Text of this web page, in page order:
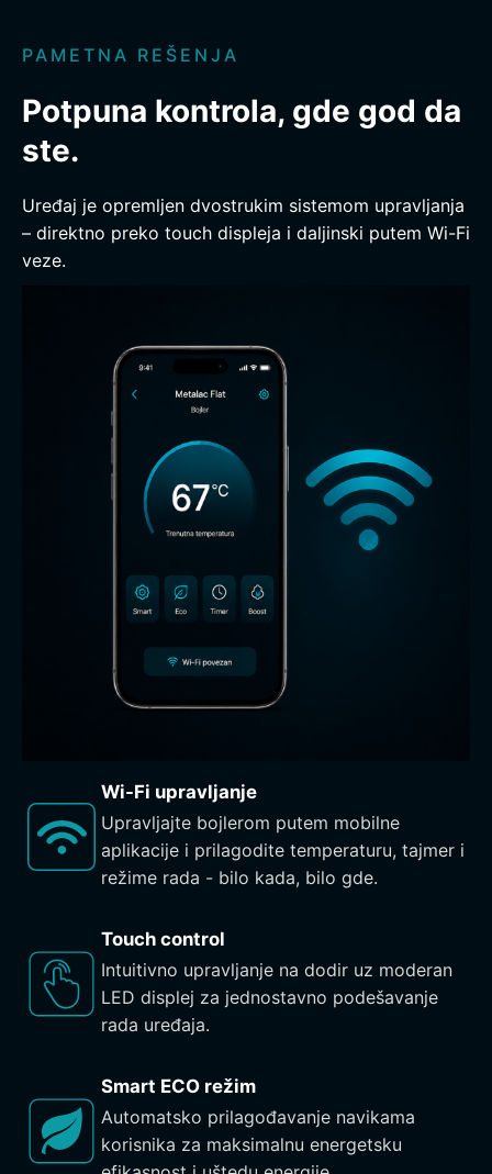
PAMETNA REŠENJA
Potpuna kontrola, gde god da
ste.
Uređaj je opremljen dvostrukim sistemom upravljanja
– direktno preko touch displeja i daljinski putem Wi-Fi
veze.
Wi-Fi upravljanje
Upravljajte bojlerom putem mobilne
aplikacije i prilagodite temperaturu, tajmer i
režime rada - bilo kada, bilo gde.
Touch control
Intuitivno upravljanje na dodir uz moderan
LED displej za jednostavno podešavanje
rada uređaja.
Smart ECO režim
Automatsko prilagođavanje navikama
korisnika za maksimalnu energetsku